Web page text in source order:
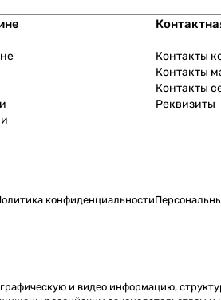
Контакты
Контакты
Контакты
Реквизиты
конфиденциальности
и видео информацию,